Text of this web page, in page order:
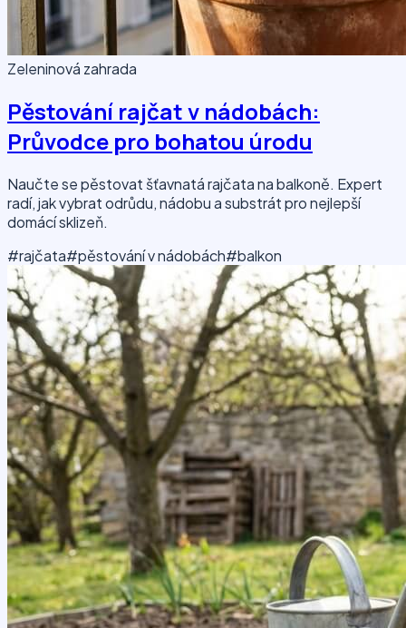
Zeleninová zahrada
Pěstování rajčat v nádobách:
Průvodce pro bohatou úrodu
Naučte se pěstovat šťavnatá rajčata na balkoně. Expert
radí, jak vybrat odrůdu, nádobu a substrát pro nejlepší
domácí sklizeň.
#rajčata#pěstování v nádobách#balkon